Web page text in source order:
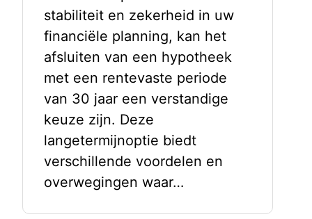
stabiliteit en zekerheid in uw
financiële planning, kan het
afsluiten van een hypotheek
met een rentevaste periode
van 30 jaar een verstandige
keuze zijn. Deze
langetermijnoptie biedt
verschillende voordelen en
overwegingen waar…